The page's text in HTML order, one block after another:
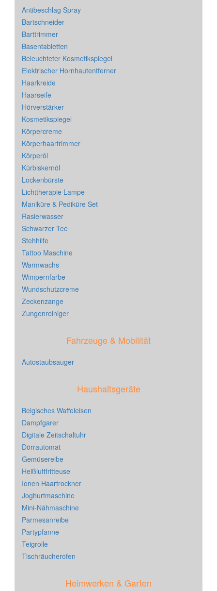
Antibeschlag Spray
Bartschneider
Barttrimmer
Basentabletten
Beleuchteter Kosmetikspiegel
Elektrischer Hornhautentferner
Haarkreide
Haarseife
Hörverstärker
Kosmetikspiegel
Körpercreme
Körperhaartrimmer
Körperöl
Kürbiskernöl
Lockenbürste
Lichttherapie Lampe
Maniküre & Pediküre Set
Rasierwasser
Schwarzer Tee
Stehhilfe
Tattoo Maschine
Warmwachs
Wimpernfarbe
Wundschutzcreme
Zeckenzange
Zungenreiniger
Fahrzeuge & Mobilität
Autostaubsauger
Haushaltsgeräte
Belgisches Waffeleisen
Dampfgarer
Digitale Zeitschaltuhr
Dörrautomat
Gemüsereibe
Heißluftfritteuse
Ionen Haartrockner
Joghurtmaschine
Mini-Nähmaschine
Parmesanreibe
Partypfanne
Teigrolle
Tischräucherofen
Heimwerken & Garten